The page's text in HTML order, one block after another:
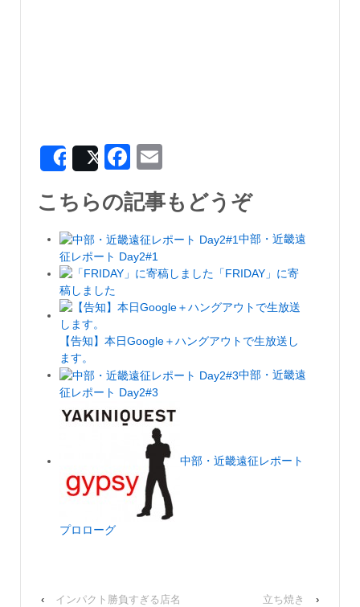
SharePostFacebook
こちらの記事もどうぞ
中部・近畿遠
征レポート Day2#1
「FRIDAY」に寄
稿しました
【告知】本日Google＋ハングアウトで生放送し
ます。
中部・近畿遠
征レポート Day2#3
中部・近畿遠征レポート
プロローグ
‹ インパクト勝負すぎる店名 立ち焼き ›